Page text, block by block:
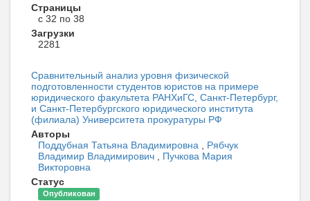
Страницы
с 32 по 38
Загрузки
2281
Сравнительный анализ уровня физической
подготовленности студентов юристов на примере
юридического факультета РАНХиГС, Санкт-Петербург,
и Санкт-Петербургского юридического института
(филиала) Университета прокуратуры РФ
Авторы
Поддубная Татьяна Владимировна , Рябчук
Владимир Владимирович , Пучкова Мария
Викторовна
Статус
Опубликован